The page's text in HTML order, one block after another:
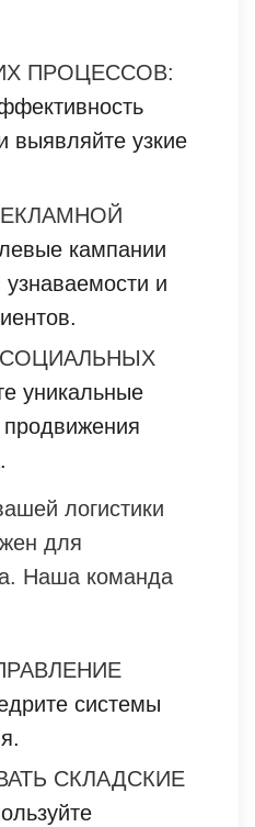
ПРОЦЕССОВ:
выявляйте узкие
кампании
и
уникальные
логистики
для
Наша команда
системы
СКЛАДСКИЕ